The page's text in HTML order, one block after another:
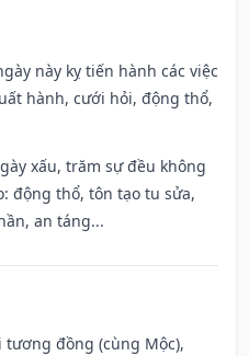
này kỵ tiến hành các việc
hành, cưới hỏi, động thổ,
xấu, trăm sự đều không
động thổ, tôn tạo tu sửa,
an táng...
tương đồng (cùng Mộc),